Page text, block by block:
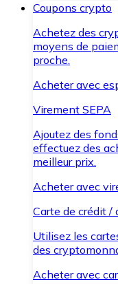
Coupons crypto
Achetez des
moyens de
proche.
Acheter avec
Virement SEPA
Ajoutez des
effectuez des
meilleur prix.
Acheter avec
Carte de crédit /
Utilisez les
des
Acheter avec